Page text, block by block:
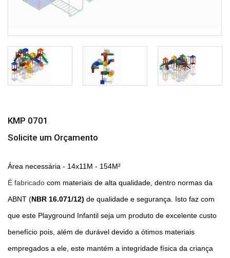
KMP 0701
Solicite um Orçamento
Área necessária - 14x11M - 154M²
É fabricado com materiais de alta qualidade, dentro normas da
ABNT (NBR 16.071/12) de qualidade e segurança. Isto faz com
que este Playground Infantil seja um produto de excelente custo
benefício pois, além de durável devido a ótimos materiais
empregados a ele, este mantém a integridade física da criança